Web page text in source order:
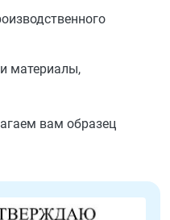
материалы,
вам образец